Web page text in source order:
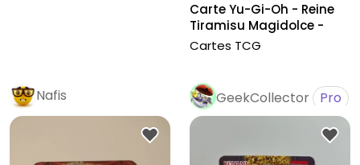
Carte Yu-Gi-Oh - Reine
Tiramisu Magidolce -
CCC g...
Cartes TCG
Nafis GeekCollector Pro